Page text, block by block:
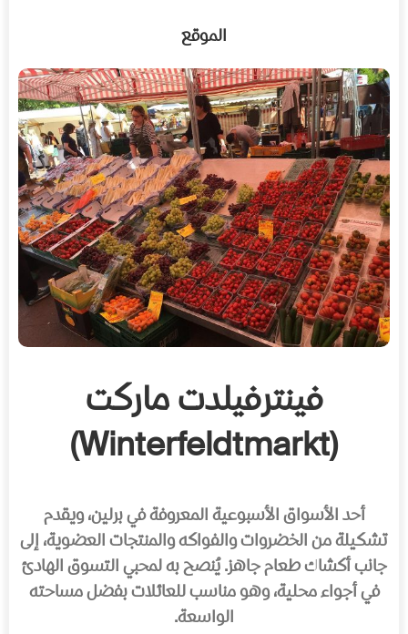
الموقع
فينترفيلدت ماركت
(Winterfeldtmarkt)
أحد الأسواق الأسبوعية المعروفة في برلين، ويقدم
تشكيلة من الخضروات والفواكه والمنتجات العضوية، إلى
جانب أكشاك طعام جاهز. يُنصح به لمحبي التسوق الهادئ
في أجواء محلية، وهو مناسب للعائلات بفضل مساحته
الواسعة.